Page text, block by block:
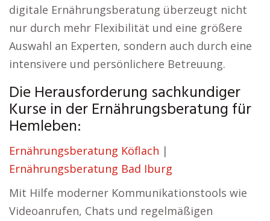
digitale Ernährungsberatung überzeugt nicht
nur durch mehr Flexibilität und eine größere
Auswahl an Experten, sondern auch durch eine
intensivere und persönlichere Betreuung.
Die Herausforderung sachkundiger
Kurse in der Ernährungsberatung für
Hemleben:
Ernährungsberatung Köflach |
Ernährungsberatung Bad Iburg
Mit Hilfe moderner Kommunikationstools wie
Videoanrufen, Chats und regelmäßigen